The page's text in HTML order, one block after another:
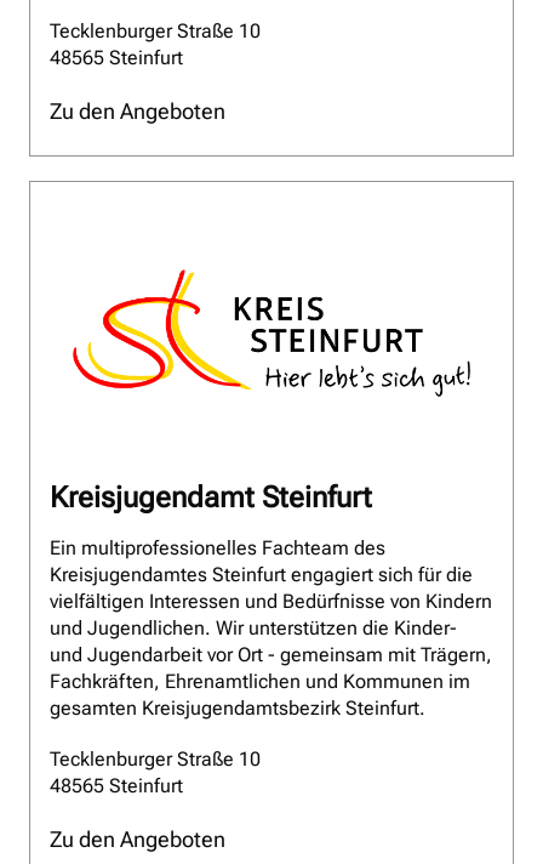
Tecklenburger Straße 10
48565 Steinfurt
Zu den Angeboten
Kreisjugendamt Steinfurt
Ein multiprofessionelles Fachteam des
Kreisjugendamtes Steinfurt engagiert sich für die
vielfältigen Interessen und Bedürfnisse von Kindern
und Jugendlichen. Wir unterstützen die Kinder-
und Jugendarbeit vor Ort - gemeinsam mit Trägern,
Fachkräften, Ehrenamtlichen und Kommunen im
gesamten Kreisjugendamtsbezirk Steinfurt.
Tecklenburger Straße 10
48565 Steinfurt
Zu den Angeboten